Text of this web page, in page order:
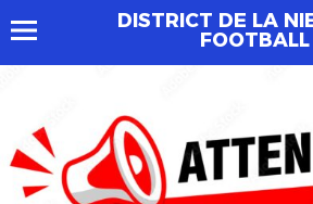
DISTRICT DE LA
FOOTBALL